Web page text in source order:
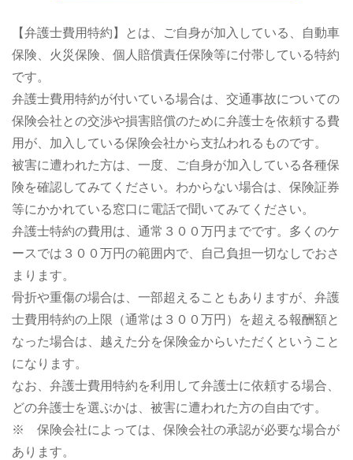
【弁護士費用特約】とは、ご自身が加入している、自動車
保険、火災保険、個人賠償責任保険等に付帯している特約
です。
弁護士費用特約が付いている場合は、交通事故についての
保険会社との交渉や損害賠償のために弁護士を依頼する費
用が、加入している保険会社から支払われるものです。
被害に遭われた方は、一度、ご自身が加入している各種保
険を確認してみてください。わからない場合は、保険証券
等にかかれている窓口に電話で聞いてみてください。
弁護士特約の費用は、通常３００万円までです。多くのケ
ースでは３００万円の範囲内で、自己負担一切なしでおさ
まります。
骨折や重傷の場合は、一部超えることもありますが、弁護
士費用特約の上限（通常は３００万円）を超える報酬額と
なった場合は、越えた分を保険金からいただくということ
になります。
なお、弁護士費用特約を利用して弁護士に依頼する場合、
どの弁護士を選ぶかは、被害に遭われた方の自由です。
※ 保険会社によっては、保険会社の承認が必要な場合が
あります。